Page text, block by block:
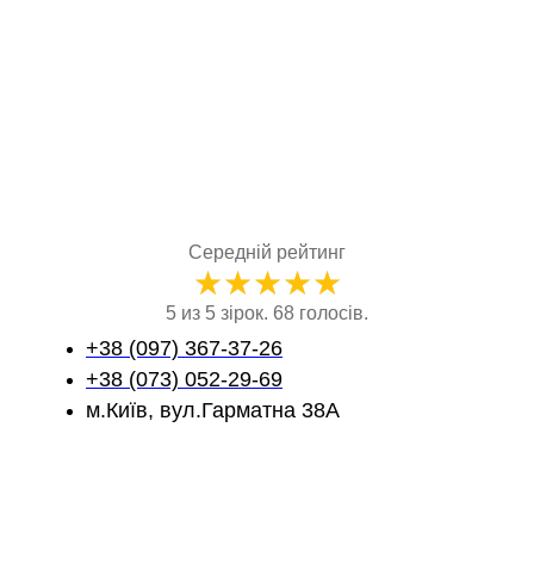
Середній рейтинг
★★★★★
5 из 5 зірок. 68 голосів.
+38 (097) 367-37-26
+38 (073) 052-29-69
м.Київ, вул.Гарматна 38А